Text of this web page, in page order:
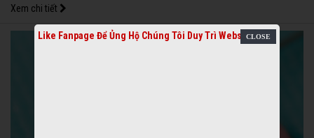
Xem chi tiết
Like Fanpage Để Ủng Hộ Chúng Tôi Duy Trì Website